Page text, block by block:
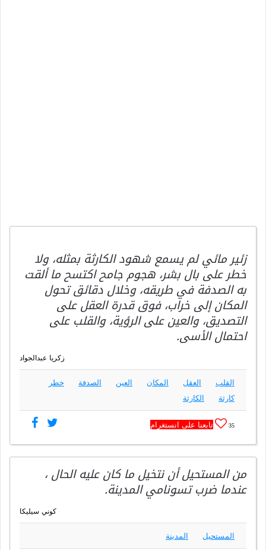
زئير مائي لم يسمع شهود الكارثة بمثله، ولا
خطر على بال بشر، هجوم جامح اكتسح ما ألقت
به الصدفة في طريقه، وخلال دقائق تحول
المكان إلى خراب، فوق قدرة العقل على
التصديق، والعين على الرؤية، والقلب على
احتمال الأسى.
زكريا عبدالجواد
القلب العقل المكان العين الصدفة
خطر
كارثة
الكارثة
35 تابعنا على انستغرام
من المستحيل أن نتخيل ما كان عليه الحال ،
عندما ضرب تسونامي المدينة.
كوني سيليكا
المستحيل المدينة